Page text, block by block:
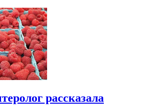
рассказала